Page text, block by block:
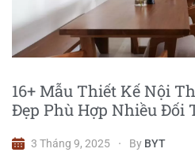
16+ Mẫu Thiết Kế Nội
Đẹp Phù Hợp Nhiều Đối
3 Tháng 9, 2025 By BYT